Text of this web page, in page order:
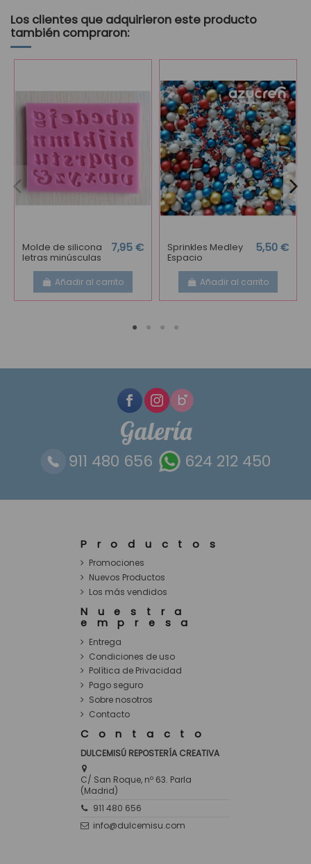
Los clientes que adquirieron este producto
también compraron:
Molde de silicona
letras minúsculas
7,95 €
Añadir al carrito
Sprinkles Medley
Espacio
5,50 €
Añadir al carrito
Galería
911 480 656 624 212 450
Productos
Promociones
Nuevos Productos
Los más vendidos
Nuestra
empresa
Entrega
Condiciones de uso
Política de Privacidad
Pago seguro
Sobre nosotros
Contacto
Contacto
DULCEMISÚ REPOSTERÍA CREATIVA
C/ San Roque, nº 63. Parla
(Madrid)
911 480 656
info@dulcemisu.com